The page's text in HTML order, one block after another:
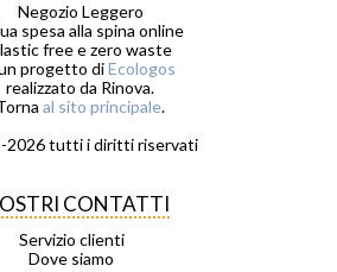
Negozio Leggero
spesa alla spina online
free e zero waste
progetto diEcologos
realizzato da Rinova.
al sito principale.
2026 tutti i diritti riservati
CONTATTI
Servizio clienti
Dove siamo